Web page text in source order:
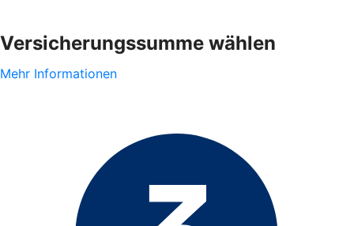
Versicherungssumme wählen
Mehr Informationen